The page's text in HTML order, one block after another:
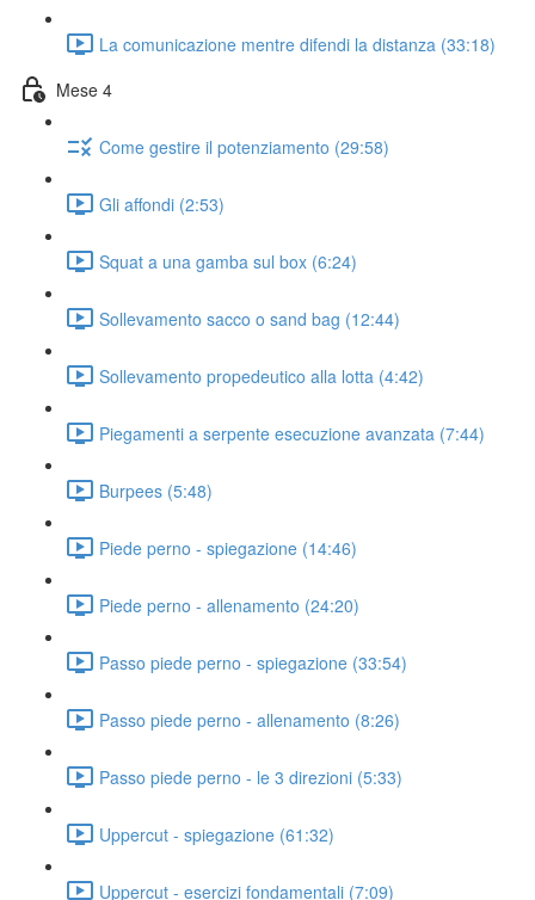
La comunicazione mentre difendi la distanza (33:18)
Mese 4
Come gestire il potenziamento (29:58)
Gli affondi (2:53)
Squat a una gamba sul box (6:24)
Sollevamento sacco o sand bag (12:44)
Sollevamento propedeutico alla lotta (4:42)
Piegamenti a serpente esecuzione avanzata (7:44)
Burpees (5:48)
Piede perno - spiegazione (14:46)
Piede perno - allenamento (24:20)
Passo piede perno - spiegazione (33:54)
Passo piede perno - allenamento (8:26)
Passo piede perno - le 3 direzioni (5:33)
Uppercut - spiegazione (61:32)
Uppercut - esercizi fondamentali (7:09)